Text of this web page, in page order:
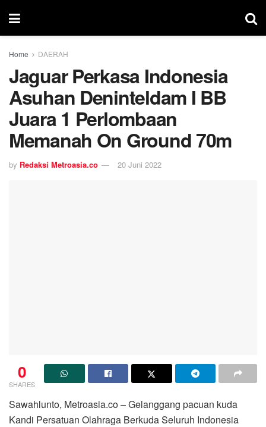
Home DAERAH
Jaguar Perkasa Indonesia
Asuhan Deninteldam I BB
Juara 1 Perlombaan
Memanah On Ground 70m
by Redaksi Metroasia.co 20 Juni 2022
0
SHARES
Sawahlunto, Metroasia.co – Gelanggang pacuan kuda
Kandi Persatuan Olahraga Berkuda Seluruh Indonesia